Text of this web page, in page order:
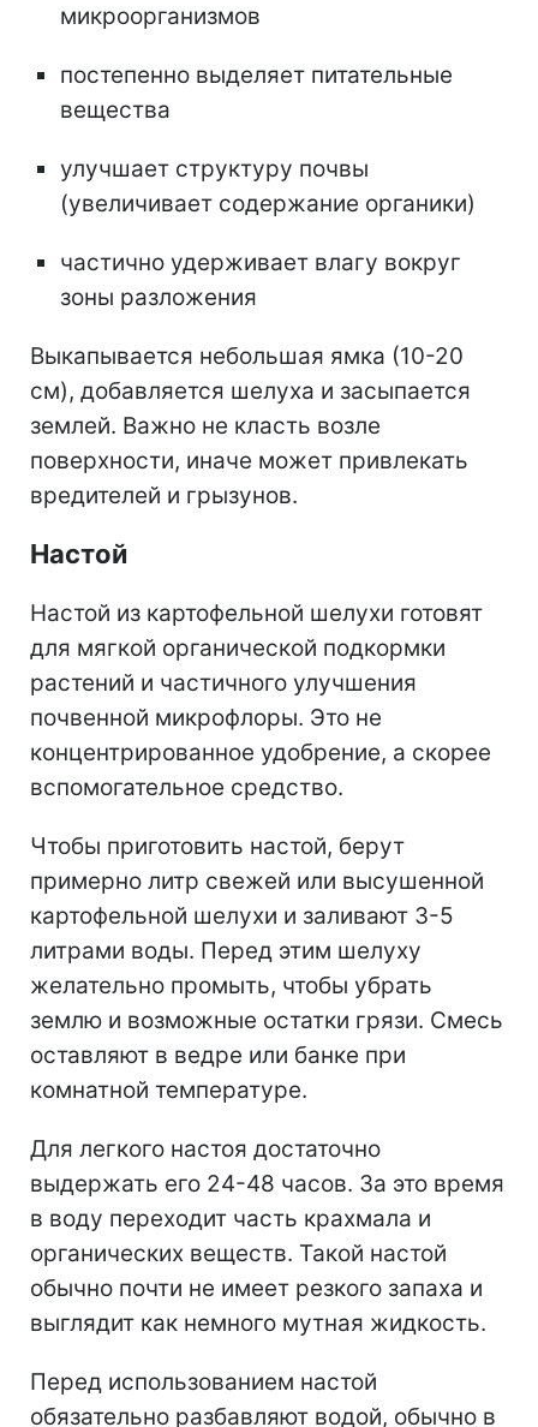
микроорганизмов
постепенно выделяет питательные
вещества
улучшает структуру почвы
(увеличивает содержание органики)
частично удерживает влагу вокруг
зоны разложения
Выкапывается небольшая ямка (10-20
см), добавляется шелуха и засыпается
землей. Важно не класть возле
поверхности, иначе может привлекать
вредителей и грызунов.
Настой
Настой из картофельной шелухи готовят
для мягкой органической подкормки
растений и частичного улучшения
почвенной микрофлоры. Это не
концентрированное удобрение, а скорее
вспомогательное средство.
Чтобы приготовить настой, берут
примерно литр свежей или высушенной
картофельной шелухи и заливают 3-5
литрами воды. Перед этим шелуху
желательно промыть, чтобы убрать
землю и возможные остатки грязи. Смесь
оставляют в ведре или банке при
комнатной температуре.
Для легкого настоя достаточно
выдержать его 24-48 часов. За это время
в воду переходит часть крахмала и
органических веществ. Такой настой
обычно почти не имеет резкого запаха и
выглядит как немного мутная жидкость.
Перед использованием настой
обязательно разбавляют водой, обычно в